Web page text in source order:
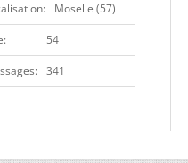
Moselle (57)
54
341